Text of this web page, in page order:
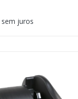
juros